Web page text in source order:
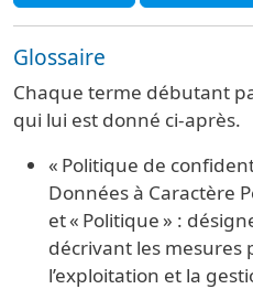
Glossaire
Chaque terme débutant
qui lui est donné ci-après.
« Politique de
Données à Caractère
et « Politique » :
décrivant les mesures
l’exploitation et la